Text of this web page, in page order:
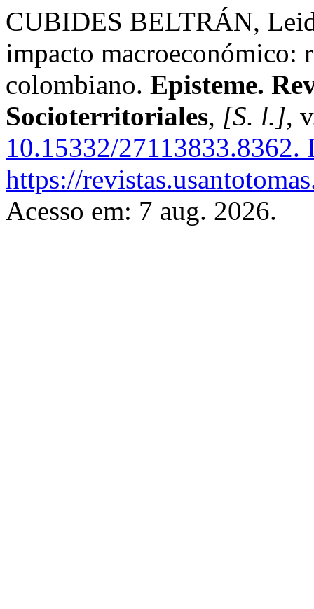
CUBIDES BELTRÁN,
impacto macroeconómico:
colombiano. Episteme.
Socioterritoriales, [S. l.],
10.15332/27113833.8362.
https://
Acesso em: 7 aug. 2026.